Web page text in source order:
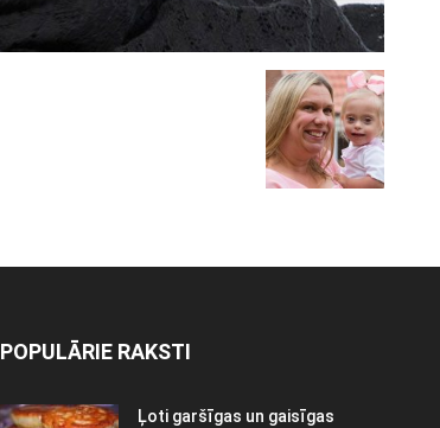
POPULĀRIE RAKSTI
Ļoti garšīgas un gaisīgas